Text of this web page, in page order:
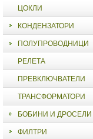
ЦОКЛИ
КОНДЕНЗАТОРИ
ПОЛУПРОВОДНИЦИ
РЕЛЕТА
ПРЕВКЛЮЧВАТЕЛИ
ТРАНСФОРМАТОРИ
БОБИНИ И ДРОСЕЛИ
ФИЛТРИ